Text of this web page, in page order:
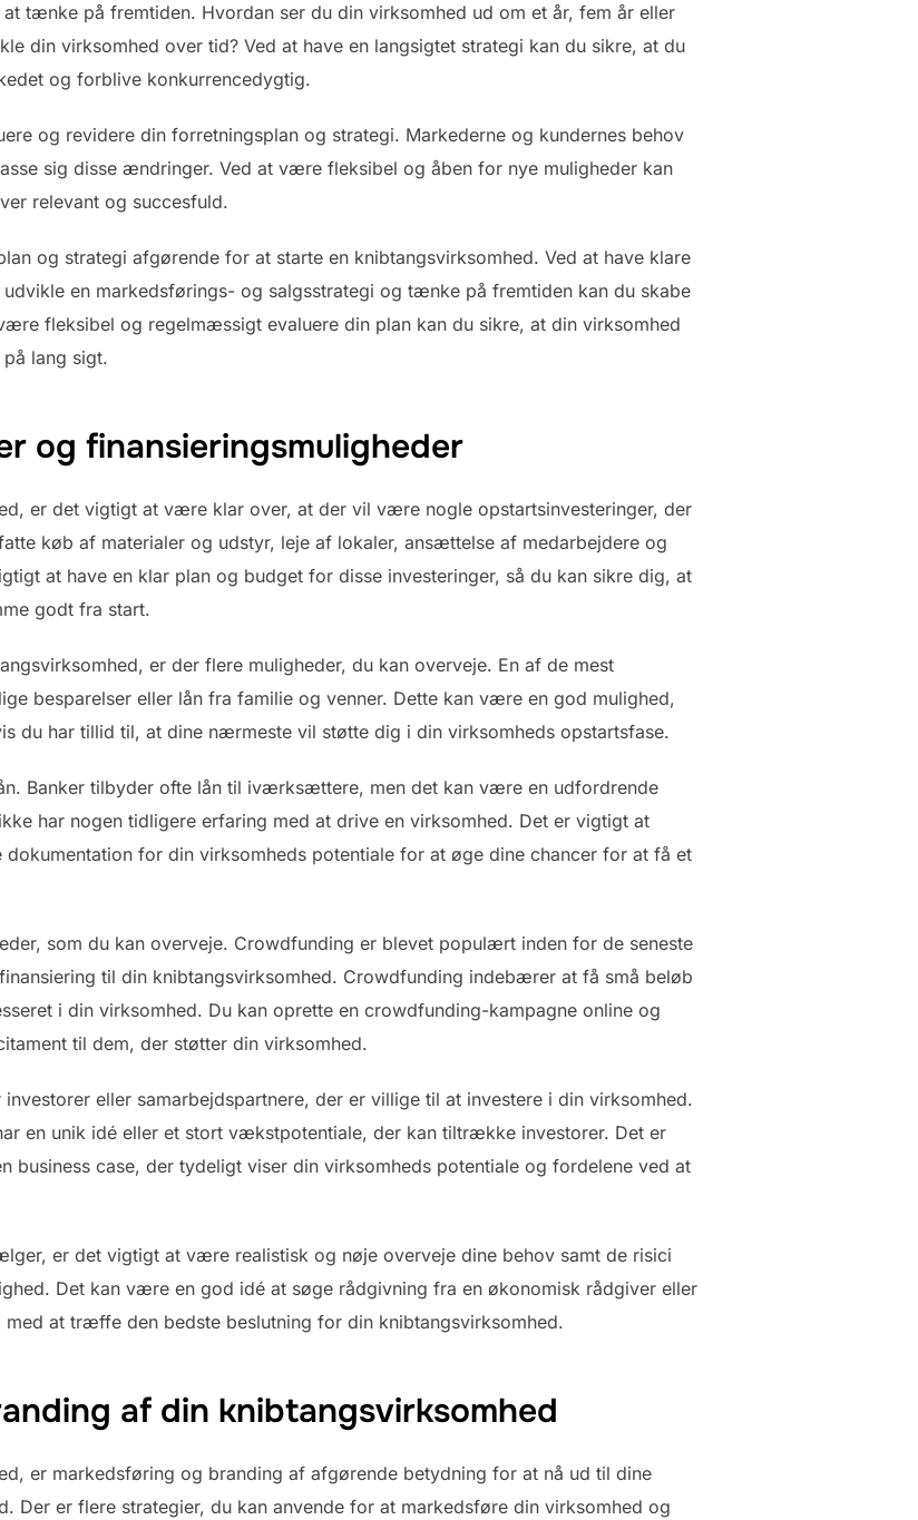
tænke på fremtiden. Hvordan ser du din virksomhed ud om et år, fem år eller
din virksomhed over tid? Ved at have en langsigtet strategi kan du sikre, at du
og forblive konkurrencedygtig.
og revidere din forretningsplan og strategi. Markederne og kundernes behov
sig disse ændringer. Ved at være fleksibel og åben for nye muligheder kan
relevant og succesfuld.
og strategi afgørende for at starte en knibtangsvirksomhed. Ved at have klare
en markedsførings- og salgsstrategi og tænke på fremtiden kan du skabe
fleksibel og regelmæssigt evaluere din plan kan du sikre, at din virksomhed
lang sigt.
og finansieringsmuligheder
er det vigtigt at være klar over, at der vil være nogle opstartsinvesteringer, der
køb af materialer og udstyr, leje af lokaler, ansættelse af medarbejdere og
at have en klar plan og budget for disse investeringer, så du kan sikre dig, at
godt fra start.
er der flere muligheder, du kan overveje. En af de mest
besparelser eller lån fra familie og venner. Dette kan være en god mulighed,
du har tillid til, at dine nærmeste vil støtte dig i din virksomheds opstartsfase.
Banker tilbyder ofte lån til iværksættere, men det kan være en udfordrende
har nogen tidligere erfaring med at drive en virksomhed. Det er vigtigt at
for din virksomheds potentiale for at øge dine chancer for at få et
som du kan overveje. Crowdfunding er blevet populært inden for de seneste
til din knibtangsvirksomhed. Crowdfunding indebærer at få små beløb
i din virksomhed. Du kan oprette en crowdfunding-kampagne online og
til dem, der støtter din virksomhed.
eller samarbejdspartnere, der er villige til at investere i din virksomhed.
en unik idé eller et stort vækstpotentiale, der kan tiltrække investorer. Det er
business case, der tydeligt viser din virksomheds potentiale og fordelene ved at
er det vigtigt at være realistisk og nøje overveje dine behov samt de risici
Det kan være en god idé at søge rådgivning fra en økonomisk rådgiver eller
at træffe den bedste beslutning for din knibtangsvirksomhed.
af din knibtangsvirksomhed
er markedsføring og branding af afgørende betydning for at nå ud til dine
Der er flere strategier, du kan anvende for at markedsføre din virksomhed og